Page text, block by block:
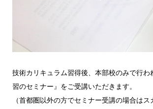
技術カリキュラム習得後、本部校のみで行わ
習のセミナー』をご受講いただきます。
（首都圏以外の方でセミナー受講の場合は